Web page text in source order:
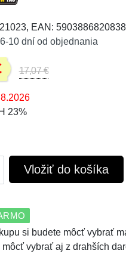
EAN: 5903886820838
10 dní od objednania
17,07 €
23%
Vložiť do košíka
si budete môcť vybrať
vybrať aj z drahších